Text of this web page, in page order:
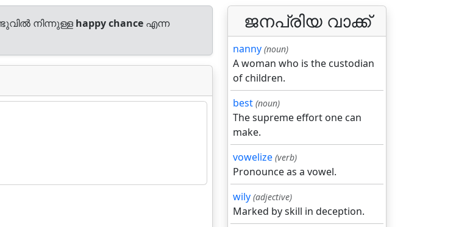
നിന്നുള്ള happy chance എന്ന
ജനപ്രിയ വാക്ക്
nanny (noun)
A woman who is the custodian
of children.
best (noun)
The supreme effort one can
make.
vowelize (verb)
Pronounce as a vowel.
wily (adjective)
Marked by skill in deception.